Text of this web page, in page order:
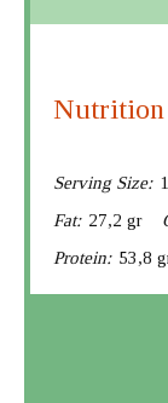
Nutrition
Serving Size:
Fat: 27,2 gr
Protein: 53,8